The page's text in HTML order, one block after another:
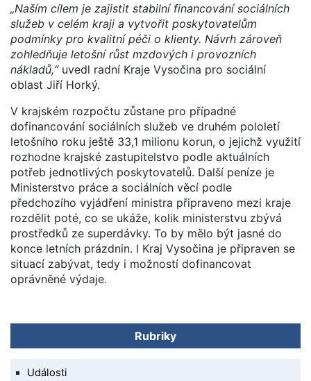
„Naším cílem je zajistit stabilní financování sociálních
služeb v celém kraji a vytvořit poskytovatelům
podmínky pro kvalitní péči o klienty. Návrh zároveň
zohledňuje letošní růst mzdových i provozních
nákladů,“uvedl radní Kraje Vysočina pro sociální
oblast Jiří Horký.
V krajském rozpočtu zůstane pro případné
dofinancování sociálních služeb ve druhém pololetí
letošního roku ještě 33,1 milionu korun, o jejichž využití
rozhodne krajské zastupitelstvo podle aktuálních
potřeb jednotlivých poskytovatelů. Další peníze je
Ministerstvo práce a sociálních věcí podle
předchozího vyjádření ministra připraveno mezi kraje
rozdělit poté, co se ukáže, kolik ministerstvu zbývá
prostředků ze superdávky. To by mělo být jasné do
konce letních prázdnin. I Kraj Vysočina je připraven se
situací zabývat, tedy i možností dofinancovat
oprávněné výdaje.
Rubriky
Události